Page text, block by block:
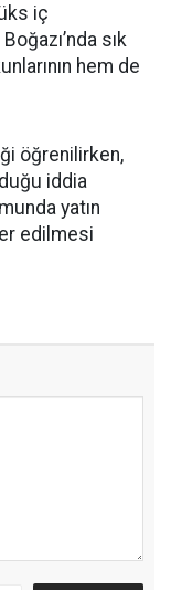
iç
sık
hem de
öğrenilirken,
iddia
yatın
edilmesi